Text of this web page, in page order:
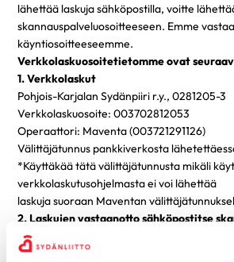
lähettää laskuja sähköpostilla, voitte
skannauspalveluosoitteeseen. Emme
käyntiosoitteeseemme.
Verkkolaskuosoitetietomme ovat
1. Verkkolaskut
Pohjois-Karjalan Sydänpiiri r.y., 0281205-3
Verkkolaskuosoite: 003702812053
Operaattori: Maventa (003721291126)
Välittäjätunnus pankkiverkosta
*Käyttäkää tätä välittäjätunnusta mikäli
verkkolaskutusohjelmasta ei voi lähettää
laskuja suoraan Maventan
2. Laskujen vastaanotto sähköpostitse
Toivomme, että lähetätte tähän
Laskut lähetetään palveluun sähköpostin